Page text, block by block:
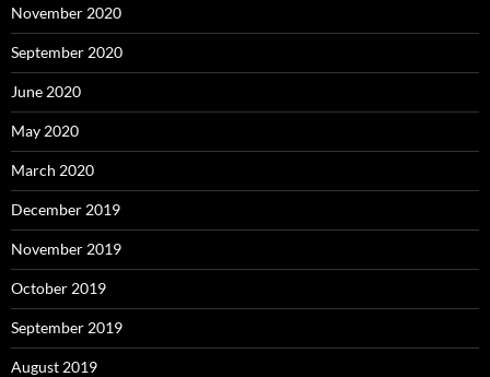
November 2020
September 2020
June 2020
May 2020
March 2020
December 2019
November 2019
October 2019
September 2019
August 2019